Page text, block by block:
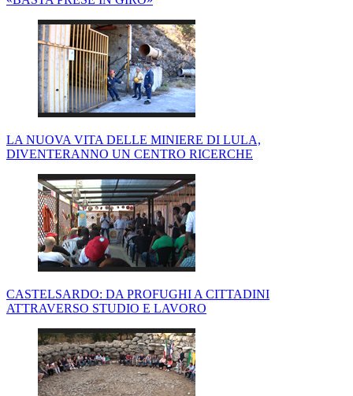
LA NUOVA VITA DELLE MINIERE DI LULA,
DIVENTERANNO UN CENTRO RICERCHE
CASTELSARDO: DA PROFUGHI A CITTADINI
ATTRAVERSO STUDIO E LAVORO